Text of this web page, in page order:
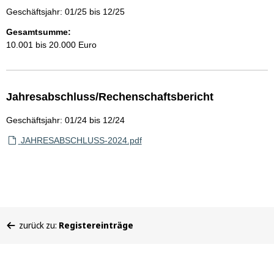
Geschäftsjahr: 01/25 bis 12/25
Gesamtsumme:
10.001 bis 20.000 Euro
Jahresabschluss/Rechenschaftsbericht
Geschäftsjahr: 01/24 bis 12/24
JAHRESABSCHLUSS-2024.pdf
befinden
zurück zu: Registereinträge